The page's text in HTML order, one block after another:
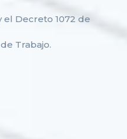
el Decreto 1072 de
Trabajo.